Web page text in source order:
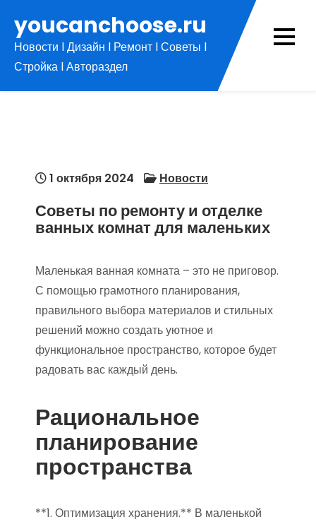
содержимому
youcanchoose.ru
Новости l Дизайн l Ремонт l Советы l
Стройка l Автораздел
1 октября 2024 Новости
Советы по ремонту и отделке
ванных комнат для маленьких
Маленькая ванная комната – это не приговор.
С помощью грамотного планирования,
правильного выбора материалов и стильных
решений можно создать уютное и
функциональное пространство, которое будет
радовать вас каждый день.
Рациональное
планирование
пространства
**1. Оптимизация хранения.** В маленькой